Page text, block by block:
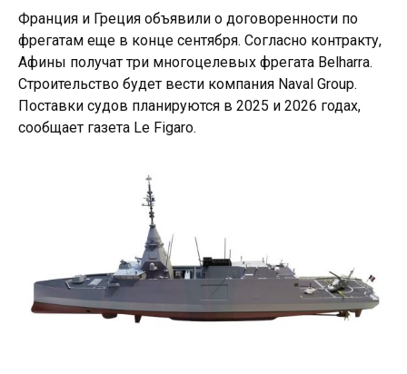
Франция и Греция объявили о договоренности по
фрегатам еще в конце сентября. Согласно контракту,
Афины получат три многоцелевых фрегата Belharra.
Строительство будет вести компания Naval Group.
Поставки судов планируются в 2025 и 2026 годах,
сообщает газета Le Figaro.